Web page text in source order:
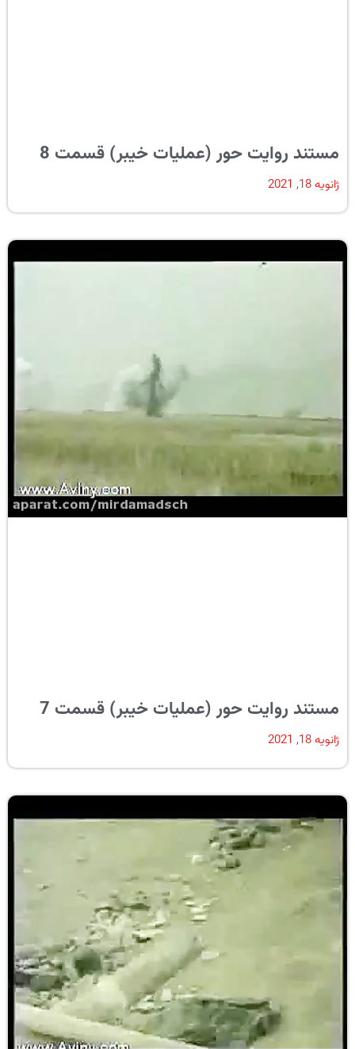
مستند روایت حور (عملیات خیبر) قسمت 8
ژانویه 18, 2021
مستند روایت حور (عملیات خیبر) قسمت 7
ژانویه 18, 2021